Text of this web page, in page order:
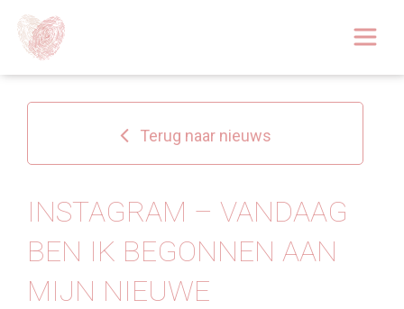
Over
Huidoplossingen
Behandelingen
Tarieven 2026
Terug naar nieuws
INSTAGRAM – VANDAAG
BEN IK BEGONNEN AAN
MIJN NIEUWE